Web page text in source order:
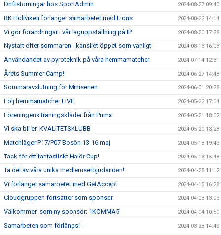
Driftstörningar hos SportAdmin 2024-08-27 09:40
BK Höllviken förlänger samarbetet med Lions 2024-08-22 14:14
Vi gör förändringar i vår laguppställning på IP 2024-08-20 17:28
Nystart efter sommaren - kansliet öppet som vanligt 2024-08-13 16:03
Användandet av pyroteknik på våra hemmamatcher 2024-07-14 12:31
Årets Summer Camp! 2024-06-27 14:48
Sommaravslutning för Miniserien 2024-06-01 20:28
Följ hemmamatcher LIVE 2024-05-22 17:04
Föreningens träningskläder från Puma 2024-05-21 18:02
Vi ska bli en KVALITETSKLUBB 2024-05-20 13:28
Matchläger P17/P07 Bosön 13-16 maj 2024-05-18 19:43
Tack för ett fantastiskt Halör Cup! 2024-05-13 15:48
Ta del av våra unika medlemserbjudanden! 2024-04-25 11:12
Vi förlänger samarbetet med GetAccept 2024-04-15 16:28
Cloudgruppen fortsätter som sponsor 2024-04-08 13:03
Välkommen som ny sponsor; 1KOMMA5 2024-04-04 10:50
Samarbeten som förlängs! 2024-03-28 14:49